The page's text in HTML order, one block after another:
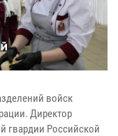
войск
Директор
гвардии Российской